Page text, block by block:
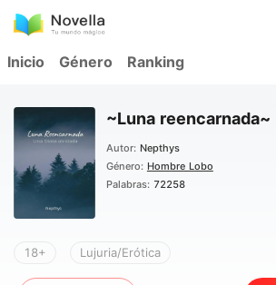
Inicio Género Ranking
~Luna reencarnada~
Autor: Nepthys
Género: Hombre Lobo
Palabras: 72258
18+ Lujuria/Erótica